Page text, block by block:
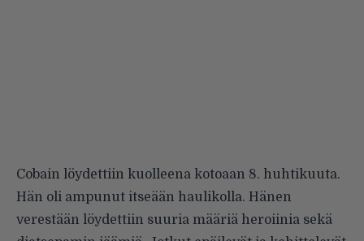
Cobain löydettiin kuolleena kotoaan 8. huhtikuuta.
Hän oli ampunut itseään haulikolla. Hänen
verestään löydettiin suuria määriä heroiinia sekä